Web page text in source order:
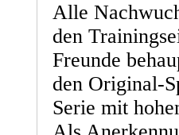
Alle
den
Freunde
den Original-
Serie mit